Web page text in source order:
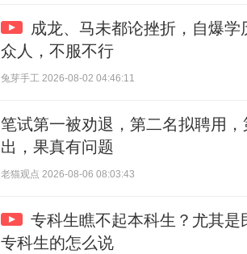
成龙、马未都论挫折，自爆学
众人，不服不行
兔芽手工 2026-08-02 04:46:11
笔试第一被劝退，第二名拟聘用
出，果真有问题
老猫观点 2026-08-06 08:03:43
专科生瞧不起本科生？尤其是
专科生的怎么说